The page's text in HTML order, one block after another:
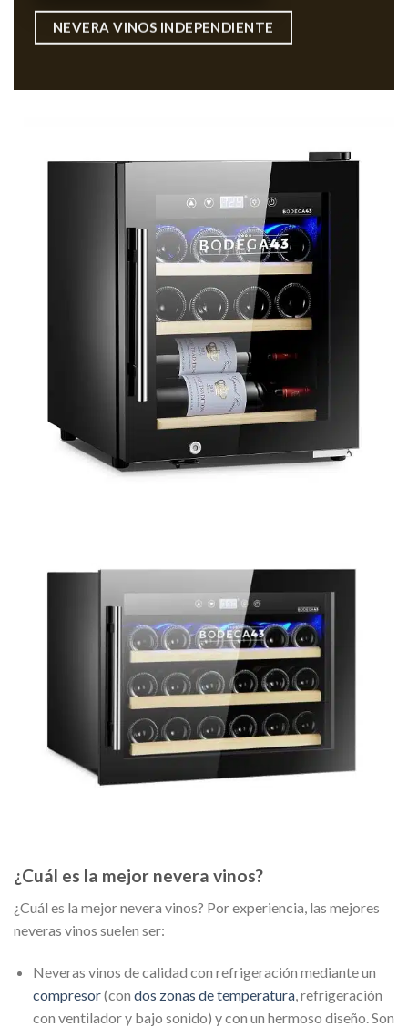
NEVERA VINOS INDEPENDIENTE
¿Cuál es la mejor nevera vinos?
¿Cuál es la mejor nevera vinos? Por experiencia, las mejores
neveras vinos suelen ser:
Neveras vinos de calidad con refrigeración mediante un
compresor(con dos zonas de temperatura, refrigeración
con ventilador y bajo sonido) y con un hermoso diseño. Son